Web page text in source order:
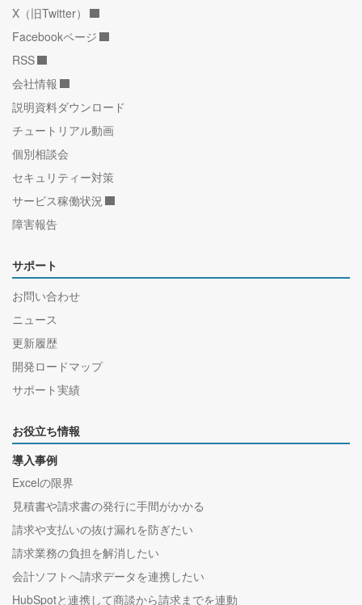
X（旧Twitter）
Facebookページ
RSS
会社情報
説明資料ダウンロード
チュートリアル動画
個別相談会
セキュリティー対策
サービス稼働状況
障害報告
サポート
お問い合わせ
ニュース
更新履歴
開発ロードマップ
サポート実績
お役立ち情報
導入事例
Excelの限界
見積書や請求書の発行に手間がかかる
請求や支払いの抜け漏れを防ぎたい
請求業務の負担を解消したい
会計ソフトへ請求データを連携したい
HubSpotと連携して商談から請求までを連動